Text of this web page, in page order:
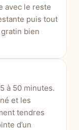
avec le reste
puis tout
bien
à 50 minutes.
et les
tendres
d’un